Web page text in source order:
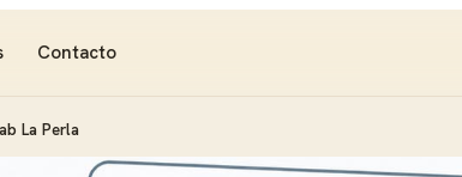
Contacto
La Perla